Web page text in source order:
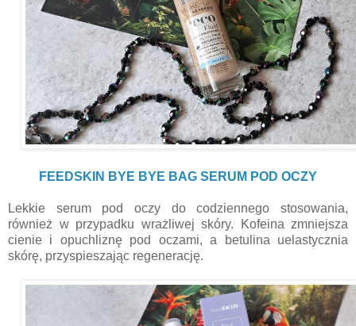
FEEDSKIN BYE BYE BAG SERUM POD OCZY
Lekkie serum pod oczy do codziennego stosowania,
również w przypadku wrażliwej skóry. Kofeina zmniejsza
cienie i opuchliznę pod oczami, a betulina uelastycznia
skórę, przyspieszając regenerację.